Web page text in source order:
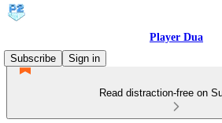
Player Dua
Subscribe
Sign in
Read distraction-free on